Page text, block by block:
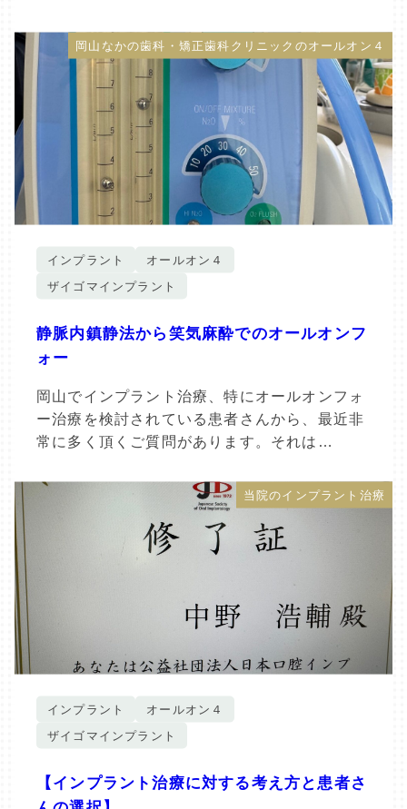
岡山なかの歯科・矯正歯科クリニックのオールオン４
インプラント
オールオン４
ザイゴマインプラント
静脈内鎮静法から笑気麻酔でのオールオンフ
ォー
岡山でインプラント治療、特にオールオンフォ
ー治療を検討されている患者さんから、最近非
常に多く頂くご質問があります。それは…
当院のインプラント治療
インプラント
オールオン４
ザイゴマインプラント
【インプラント治療に対する考え方と患者さ